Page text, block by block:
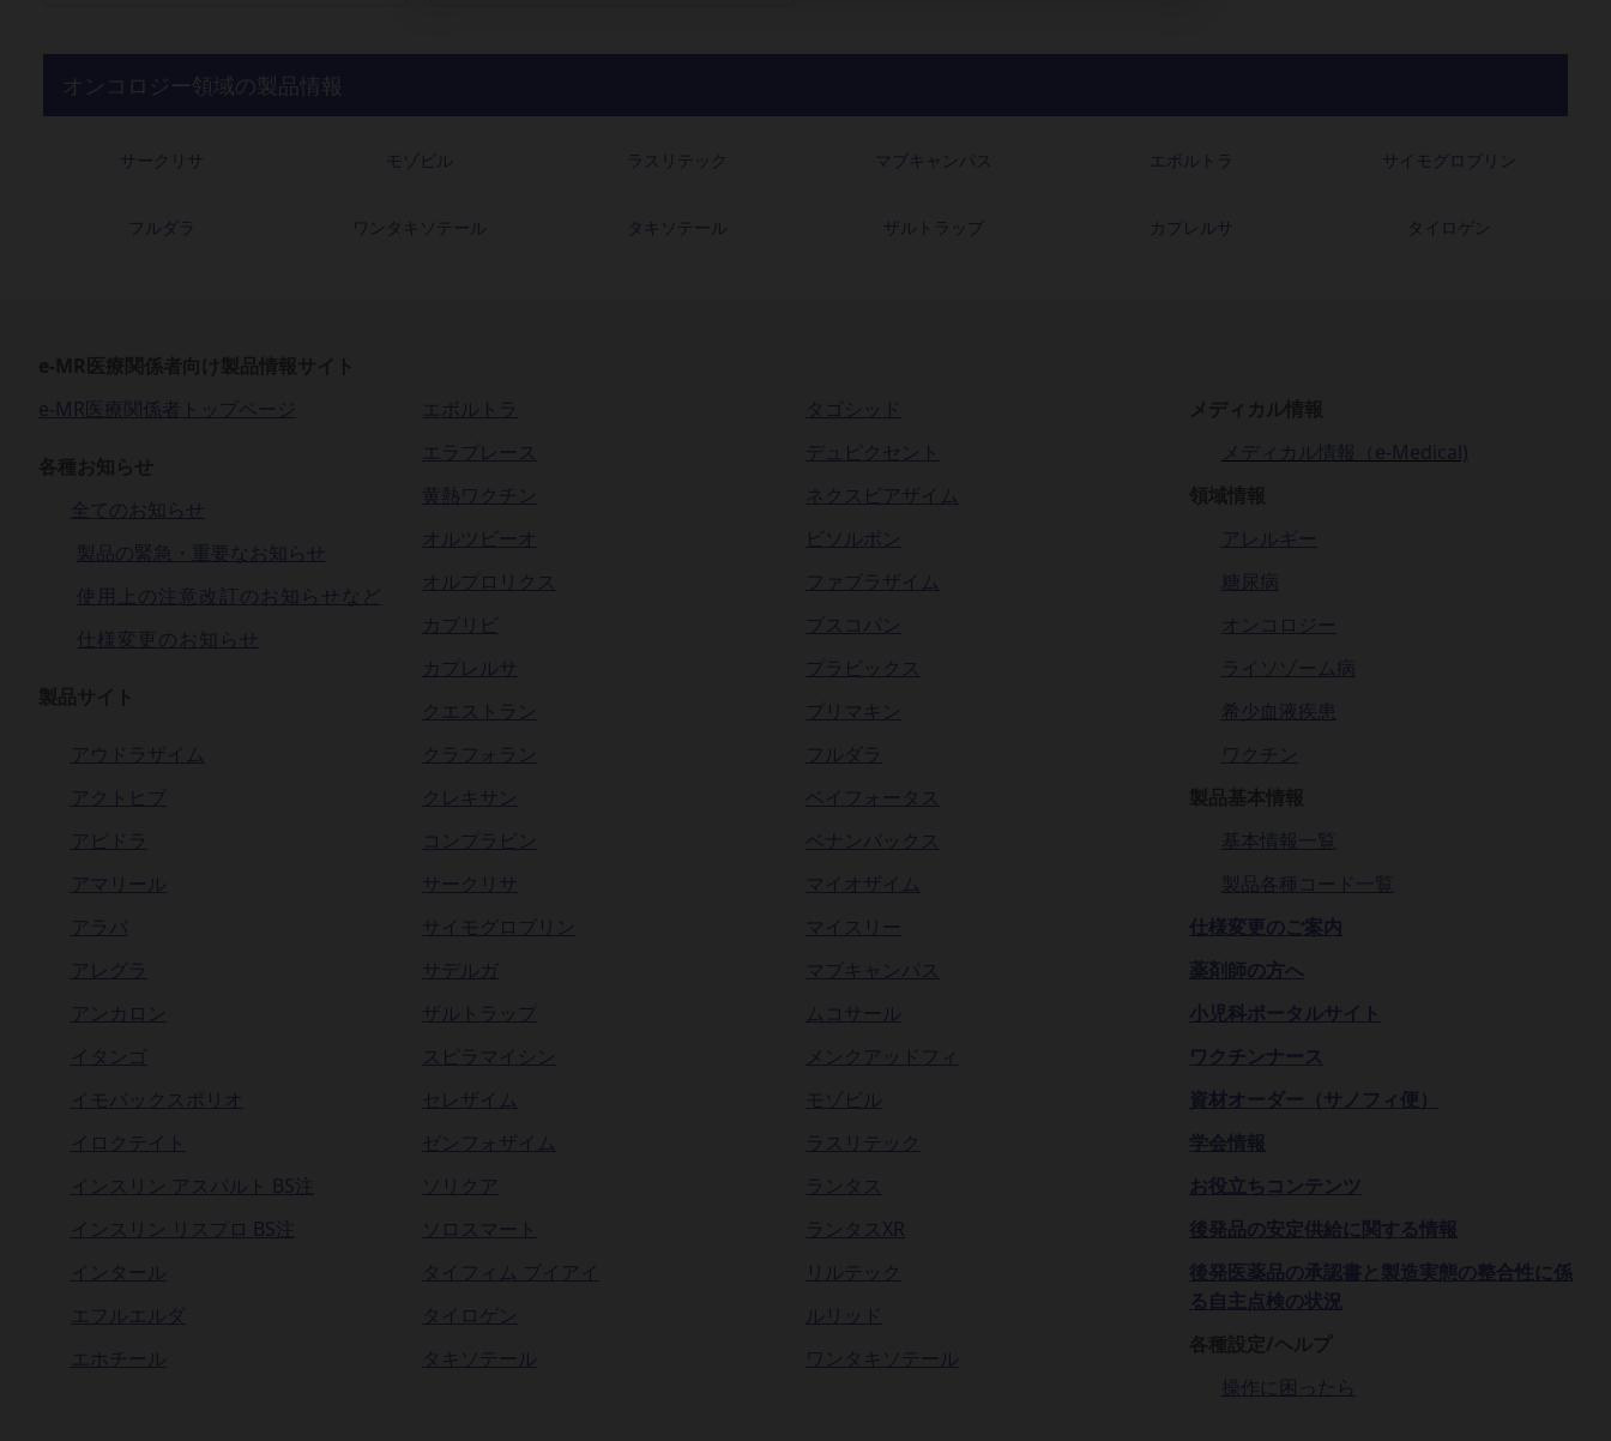
2020/12/02 サークリサ 7つの作用機序 が公開されました。
2020/05/07 4. Consensus and how to use Plerixafor が公開されました。
3. Why should we avoid chemo-based mobilization? が公開されました。
2020/05/07 2. Who will be “poor” or will fail mobilization? が公開されました。
オンコロジー領域の製品情報
サークリサ モゾビル ラスリテック マブキャンパス エボルトラ サイモグロブリン
フルダラ ワンタキソテール タキソテール ザルトラップ カプレルサ タイロゲン
e-MR医療関係者トップページ
全てのお知らせ
製品の緊急・重要なお知らせ
使用上の注意改訂のお知らせなど
仕様変更のお知らせ
アウドラザイム
アクトヒブ
アピドラ
アマリール
アラバ
アレグラ
アンカロン
イタンゴ
イモバックスポリオ
イロクテイト
インスリン アスパルト BS注
インスリン リスプロ BS注
インタール
エフルエルダ
エホチール
エボルトラ
エラプレース
黄熱ワクチン
オルツビーオ
オルプロリクス
カブリビ
カプレルサ
クエストラン
クラフォラン
クレキサン
コンプラビン
サークリサ
サイモグロブリン
サデルガ
ザルトラップ
スピラマイシン
セレザイム
ゼンフォザイム
ソリクア
ソロスマート
タイフィム ブイアイ
タイロゲン
タキソテール
タゴシッド
デュピクセント
ネクスビアザイム
ビソルボン
ファブラザイム
ブスコパン
プラビックス
プリマキン
フルダラ
ベイフォータス
ベナンバックス
マイオザイム
マイスリー
マブキャンパス
ムコサール
メンクアッドフィ
モゾビル
ラスリテック
ランタス
ランタスXR
リルテック
ルリッド
ワンタキソテール
メディカル情報（e-Medical)
アレルギー
糖尿病
オンコロジー
ライソゾーム病
希少血液疾患
ワクチン
基本情報一覧
製品各種コード一覧
仕様変更のご案内
薬剤師の方へ
小児科ポータルサイト
ワクチンナース
資材オーダー（サノフィ便）
学会情報
お役立ちコンテンツ
後発品の安定供給に関する情報
後発医薬品の承認書と製造実態の整合性に係
る自主点検の状況
操作に困ったら